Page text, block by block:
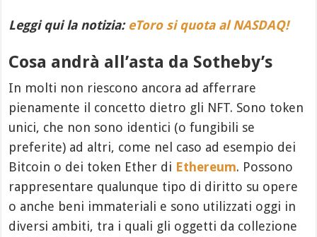
Leggi qui la notizia: eToro si quota al NASDAQ!
Cosa andrà all’asta da Sotheby’s
In molti non riescono ancora ad afferrare
pienamente il concetto dietro gli NFT. Sono token
unici, che non sono identici (o fungibili se
preferite) ad altri, come nel caso ad esempio dei
Bitcoin o dei token Ether di Ethereum. Possono
rappresentare qualunque tipo di diritto su opere
o anche beni immateriali e sono utilizzati oggi in
diversi ambiti, tra i quali gli oggetti da collezione